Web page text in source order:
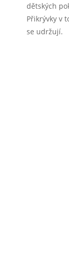
dětských
Přikrývky v
se udržují.